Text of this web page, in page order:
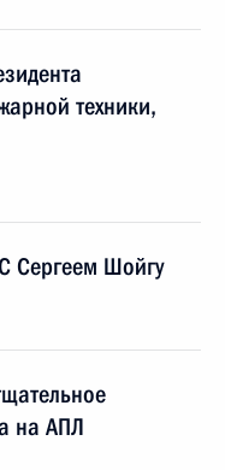
техники,
Сергеем Шойгу
на АПЛ